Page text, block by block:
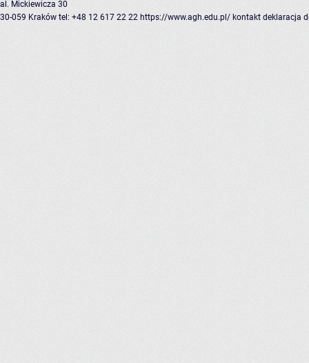
al. Mickiewicza 30
30-059 Kraków tel: +48 12 617 22 22 https://www.agh.edu.pl/ kontakt deklaracja